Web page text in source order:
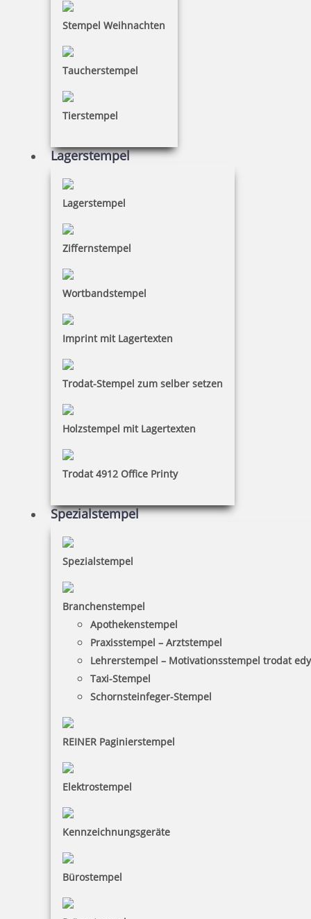
Stempel Weihnachten
Taucherstempel
Tierstempel
Lagerstempel
Lagerstempel
Ziffernstempel
Wortbandstempel
Imprint mit Lagertexten
Trodat-Stempel zum selber setzen
Holzstempel mit Lagertexten
Trodat 4912 Office Printy
Spezialstempel
Spezialstempel
Branchenstempel
Apothekenstempel
Praxisstempel – Arztstempel
Lehrerstempel – Motivationsstempel trodat
Taxi-Stempel
Schornsteinfeger-Stempel
REINER Paginierstempel
Elektrostempel
Kennzeichnungsgeräte
Bürostempel
Stempel online kaufen war noch nie so einfach! Im
Stempel Shop werden ausschließlich Colop Stempel
unter Einhaltung höchster Qualitätskriterien angeboten.
Colop Stempel gestalten Sie einfach und problemlos
mithilfe unseres Stempel-Konfigurators.
Produktpalette von Colop: